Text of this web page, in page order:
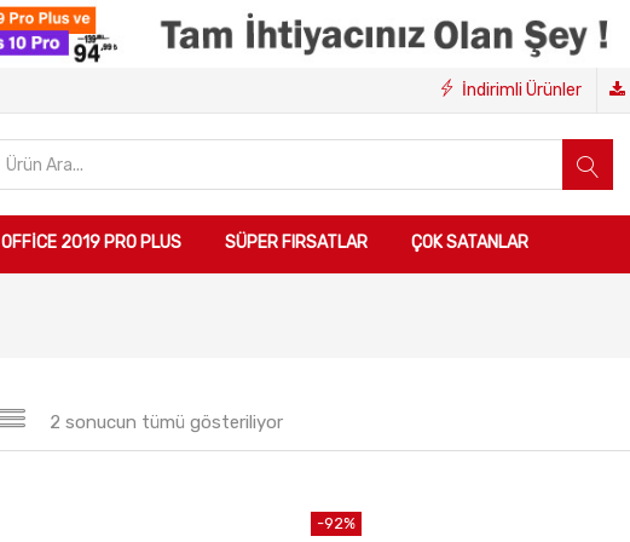
İndirimli Ürünler
OFFICE 2019 PRO PLUS SÜPER FIRSATLAR ÇOK SATANLAR
2 sonucun tümü gösteriliyor
-92%